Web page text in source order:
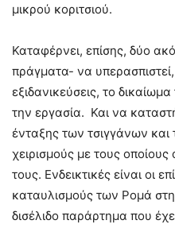
μικρού κοριτσιού.
Καταφέρνει, επίσης, δύο
πράγματα- να
εξιδανικεύσεις, το
την εργασία. Και να
ένταξης των τσιγγάνων
χειρισμούς με τους
τους. Ενδεικτικές είναι οι
καταυλισμούς των Ρομά
δισέλιδο παράρτημα που